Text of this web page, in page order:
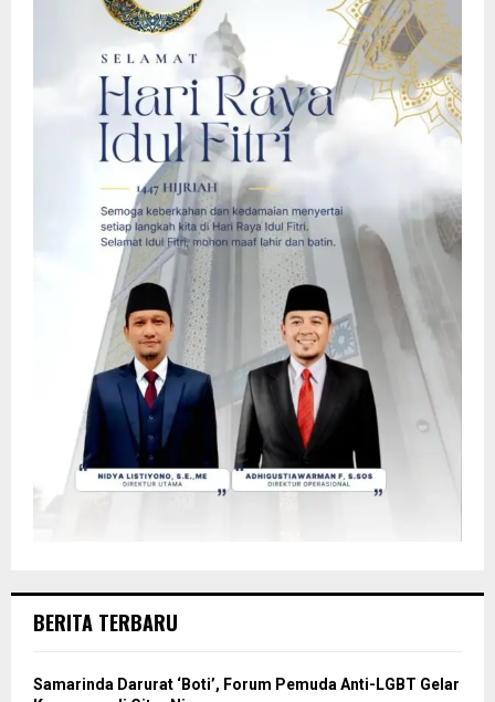
BERITA TERBARU
Samarinda Darurat ‘Boti’, Forum Pemuda Anti-LGBT Gelar